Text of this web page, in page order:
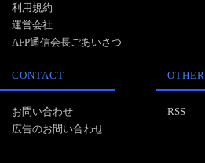
利用規約
運営会社
AFP通信会長ごあいさつ
CONTACT
お問い合わせ
広告のお問い合わせ
OTHER
RSS